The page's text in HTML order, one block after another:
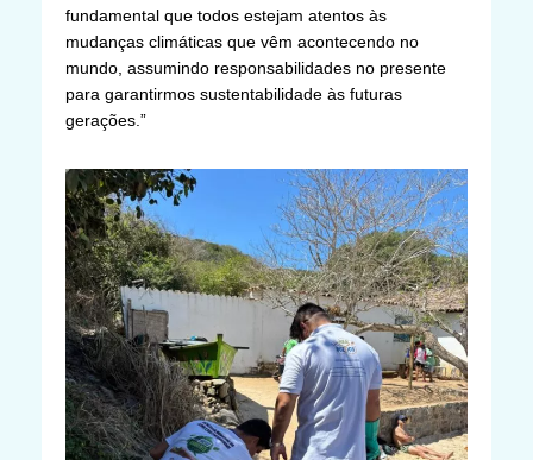
fundamental que todos estejam atentos às
mudanças climáticas que vêm acontecendo no
mundo, assumindo responsabilidades no presente
para garantirmos sustentabilidade às futuras
gerações.”